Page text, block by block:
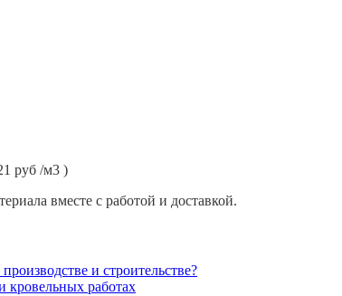
руб /м3 )
вместе с работой и доставкой.
и строительстве?
кровельных работах